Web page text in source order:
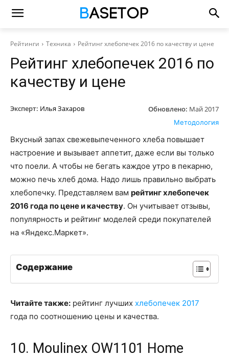
Рейтинги Техника Рейтинг хлебопечек 2016 по качеству и цене
Рейтинг хлебопечек 2016 по
качеству и цене
Эксперт: Илья Захаров Обновлено: Май 2017
Методология
Вкусный запах свежевыпеченного хлеба повышает
настроение и вызывает аппетит, даже если вы только
что поели. А чтобы не бегать каждое утро в пекарню,
можно печь хлеб дома. Надо лишь правильно выбрать
хлебопечку. Представляем вам рейтинг хлебопечек
2016 года по цене и качеству. Он учитывает отзывы,
популярность и рейтинг моделей среди покупателей
на «Яндекс.Маркет».
Содержание
Читайте также: рейтинг лучших хлебопечек 2017
года по соотношению цены и качества.
10. Moulinex OW1101 Home